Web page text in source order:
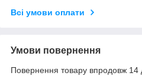
Всі умови оплати
Умови повернення
Повернення товару впродовж 14